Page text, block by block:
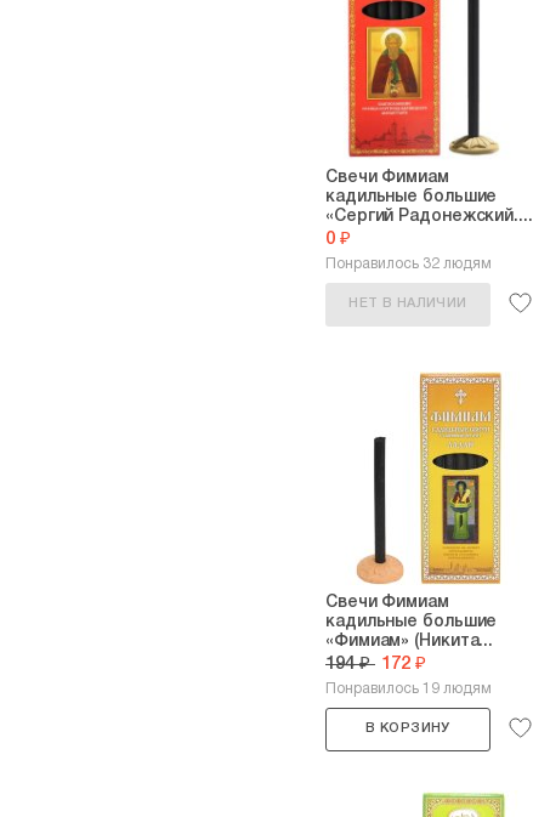
Свечи Фимиам
кадильные большие
«Сергий Радонежский....
0 ₽
Понравилось 32 людям
НЕТ В НАЛИЧИИ
Свечи Фимиам
кадильные большие
«Фимиам» (Никита...
194 ₽ 172 ₽
Понравилось 19 людям
В КОРЗИНУ